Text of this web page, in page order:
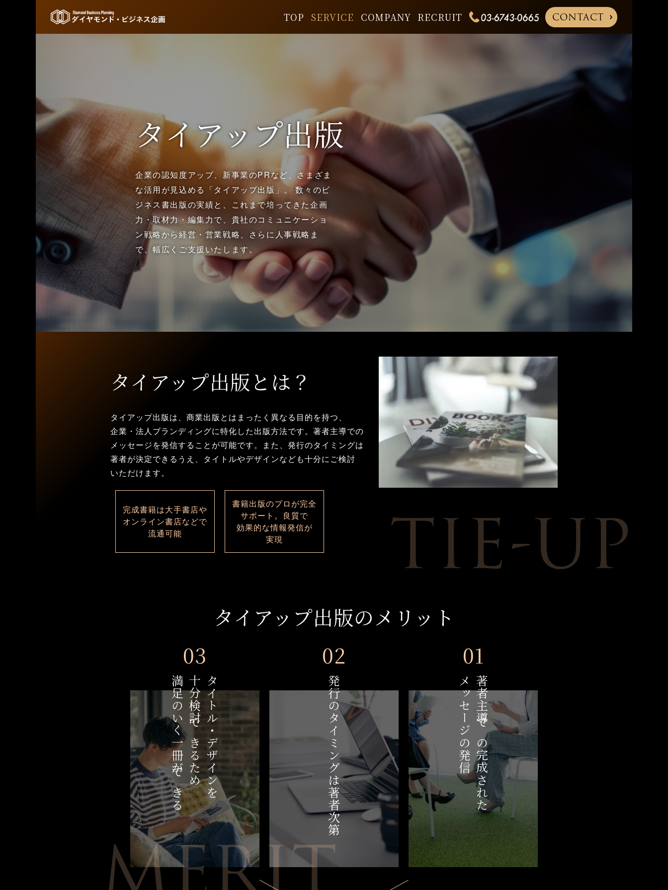
TOP SERVICE COMPANY RECRUIT CONTACT
タイアップ出版
企業の認知度アップ、新事業のPRなど、さまざま
な活用が見込める「タイアップ出版」。 数々のビ
ジネス書出版の実績と、これまで培ってきた企画
力・取材力・編集力で、貴社のコミュニケーショ
ン戦略から経営・営業戦略、さらに人事戦略ま
で、幅広くご支援いたします。
TIE-UP
タイアップ出版とは？
タイアップ出版は、 商業出版とは まったく異なる 目的を持つ、
企業・法人ブランディングに特化した出版方法です。 著者主導での
メッセージを発信することが可能です。 また、 発行のタイミングは
著者が決定できるうえ、 タイトルやデザインなども十分にご検討
いただけます。
完成書籍は大手書店や
オンライン書店などで
流通可能
書籍出版のプロが完全
サポート。 良質で
効果的な情報発信が
実現
タイアップ出版のメリット
01
著者主導での
完成された
メッセージの
発信
02
発行のタイミングは
著者次第
03
タイトル・デザインを
十分検討できるため
満足のいく一冊ができる